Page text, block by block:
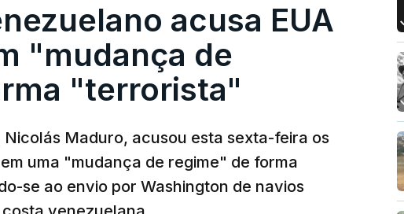
acusa EUA
"mudança de
"terrorista"
Nicolás Maduro, acusou esta sexta-feira os
uma "mudança de regime" de forma
se ao envio por Washington de navios